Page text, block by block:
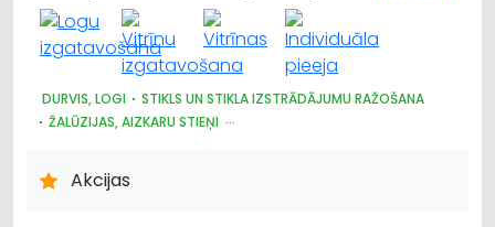
DURVIS, LOGI
STIKLS UN STIKLA IZSTRĀDĀJUMU RAŽOŠANA
ŽALŪZIJAS, AIZKARU STIEŅI
ARHITEKTŪRA, PROJEKTĒŠANA
Akcijas